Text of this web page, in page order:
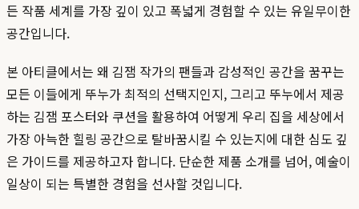
든 작품 세계를 가장 깊이 있고 폭넓게 경험할 수 있는 유일무이한
공간입니다.
본 아티클에서는 왜 김잼 작가의 팬들과 감성적인 공간을 꿈꾸는
모든 이들에게 뚜누가 최적의 선택지인지, 그리고 뚜누에서 제공
하는 김잼 포스터와 쿠션을 활용하여 어떻게 우리 집을 세상에서
가장 아늑한 힐링 공간으로 탈바꿈시킬 수 있는지에 대한 심도 깊
은 가이드를 제공하고자 합니다. 단순한 제품 소개를 넘어, 예술이
일상이 되는 특별한 경험을 선사할 것입니다.